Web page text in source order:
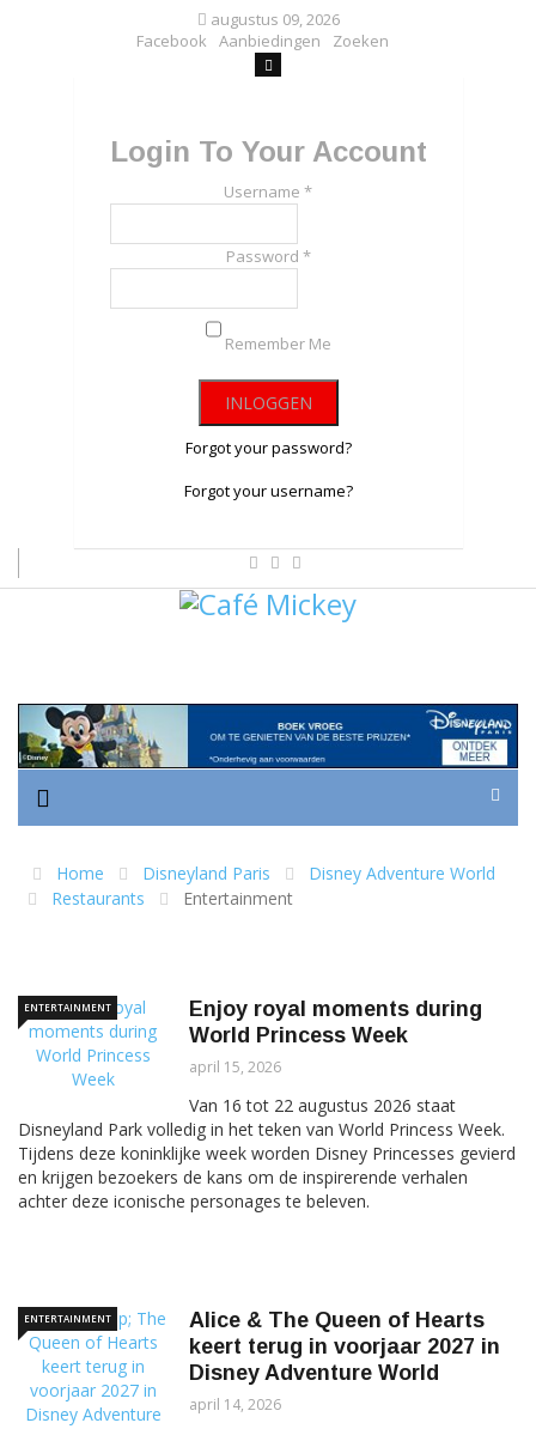
augustus 09, 2026
Facebook
Aanbiedingen Zoeken
Login To Your Account
Username *
Password *
Remember Me
Forgot your password?
Forgot your username?
Home Disneyland Paris
Disney Adventure World
Restaurants
Entertainment
ENTERTAINMENT
Enjoy royal moments during
World Princess Week
april 15, 2026
Van 16 tot 22 augustus 2026 staat
Disneyland Park volledig in het teken van World Princess Week.
Tijdens deze koninklijke week worden Disney Princesses gevierd
en krijgen bezoekers de kans om de inspirerende verhalen
achter deze iconische personages te beleven.
ENTERTAINMENT
Alice & The Queen of Hearts
keert terug in voorjaar 2027 in
Disney Adventure World
april 14, 2026